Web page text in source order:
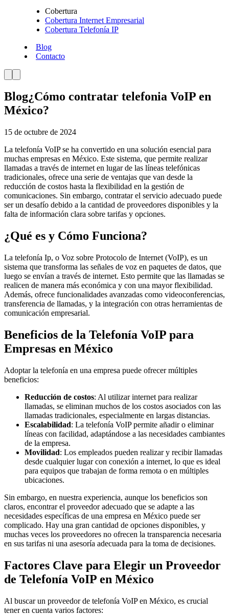
Cobertura
Cobertura Internet Empresarial
Cobertura Telefonía IP
Blog
Contacto
Blog¿Cómo contratar telefonia VoIP en
México?
15 de octubre de 2024
La telefonía VoIP se ha convertido en una solución esencial para
muchas empresas en México. Este sistema, que permite realizar
llamadas a través de internet en lugar de las líneas telefónicas
tradicionales, ofrece una serie de ventajas que van desde la
reducción de costos hasta la flexibilidad en la gestión de
comunicaciones. Sin embargo, contratar el servicio adecuado puede
ser un desafío debido a la cantidad de proveedores disponibles y la
falta de información clara sobre tarifas y opciones.
¿Qué es y Cómo Funciona?
La telefonía Ip, o Voz sobre Protocolo de Internet (VoIP), es un
sistema que transforma las señales de voz en paquetes de datos, que
luego se envían a través de internet. Esto permite que las llamadas se
realicen de manera más económica y con una mayor flexibilidad.
Además, ofrece funcionalidades avanzadas como videoconferencias,
transferencia de llamadas, y la integración con otras herramientas de
comunicación empresarial.
Beneficios de la Telefonía VoIP para
Empresas en México
Adoptar la telefonía en una empresa puede ofrecer múltiples
beneficios:
Reducción de costos: Al utilizar internet para realizar
llamadas, se eliminan muchos de los costos asociados con las
llamadas tradicionales, especialmente en largas distancias.
Escalabilidad: La telefonía VoIP permite añadir o eliminar
líneas con facilidad, adaptándose a las necesidades cambiantes
de la empresa.
Movilidad: Los empleados pueden realizar y recibir llamadas
desde cualquier lugar con conexión a internet, lo que es ideal
para equipos que trabajan de forma remota o en múltiples
ubicaciones.
Sin embargo, en nuestra experiencia, aunque los beneficios son
claros, encontrar el proveedor adecuado que se adapte a las
necesidades específicas de una empresa en México puede ser
complicado. Hay una gran cantidad de opciones disponibles, y
muchas veces los proveedores no ofrecen la transparencia necesaria
en sus tarifas ni una asesoría adecuada para la toma de decisiones.
Factores Clave para Elegir un Proveedor
de Telefonía VoIP en México
Al buscar un proveedor de telefonía VoIP en México, es crucial
tener en cuenta varios factores: